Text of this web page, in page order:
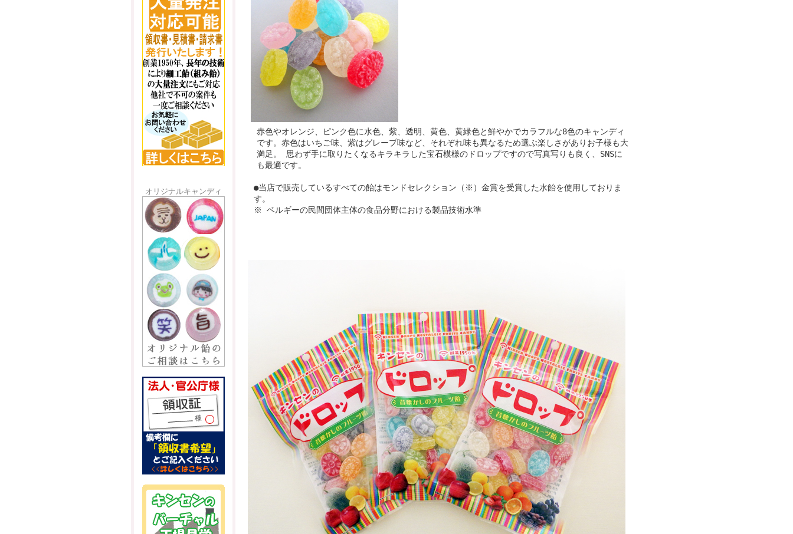
オリジナルキャンディ
赤色やオレンジ、ピンク色に水色、紫、透明、黄色、黄緑色と鮮やかでカラフルな8色のキャンディ
です。赤色はいちご味、紫はグレープ味など、それぞれ味も異なるため選ぶ楽しさがありお子様も大
満足。 思わず手に取りたくなるキラキラした宝石模様のドロップですので写真写りも良く、SNSに
も最適です。
●当店で販売しているすべての飴はモンドセレクション（※）金賞を受賞した水飴を使用しておりま
す。
※ ベルギーの民間団体主体の食品分野における製品技術水準